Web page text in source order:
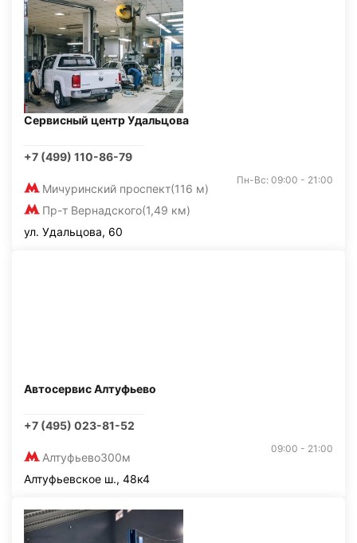
Сервисный центр Удальцова
+7 (499) 110-86-79
Мичуринский проспект(116 м)
Пр-т Вернадского(1,49 км)
Пн-Вс: 09:00 - 21:00
ул. Удальцова, 60
Автосервис Алтуфьево
+7 (495) 023-81-52
Алтуфьево300м
09:00 - 21:00
Алтуфьевское ш., 48к4